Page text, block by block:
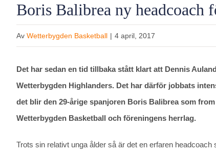
Boris Balibrea ny headcoach
Av Wetterbygden Basketball | 4 april, 2017
Det har sedan en tid tillbaka stått klart att Dennis
Wetterbygden Highlanders. Det har därför jobbats
det blir den 29-årige spanjoren Boris Balibrea som
Wetterbygden Basketball och föreningens herrlag.
Trots sin relativt unga ålder så är det en erfaren